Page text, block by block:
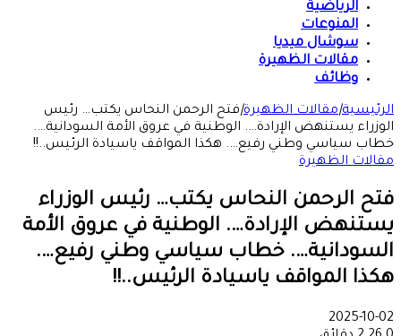
الرياضية
المنوعات
سوشال ميديا
مقالات الظهيرة
وظائف
الرئيسية|مقالات الظهيرة|فتح الرحمن النحاس يكتب… رئيس
الوزراء يستنهض الإرادة…. الوطنية في عروق الأمة السودانية….
خطاب سياسي وطني رفيع…. هكذا المواقف ياسيادة الرئيس..!!
مقالات الظهيرة
فتح الرحمن النحاس يكتب… رئيس الوزراء
يستنهض الإرادة…. الوطنية في عروق الأمة
السودانية…. خطاب سياسي وطني رفيع….
هكذا المواقف ياسيادة الرئيس..!!
2025-10-02